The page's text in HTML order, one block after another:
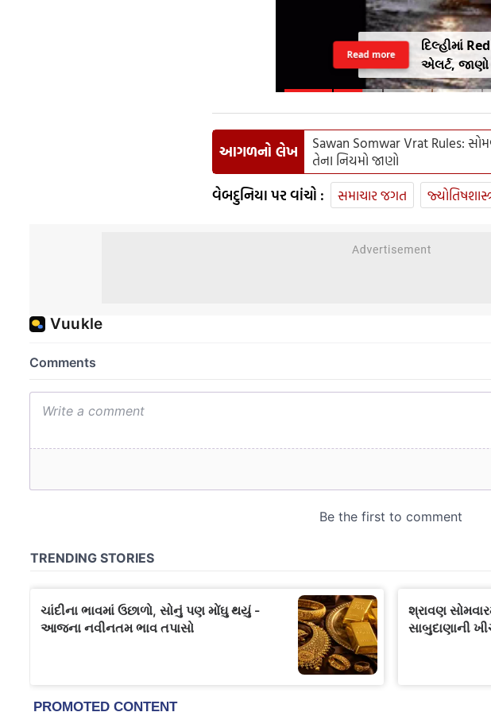
દિલ્હીમાં
એલર્ટ, જાણો
Read more
આગળનો લેખ
Sawan Somwar Vrat Rules:
તેના નિયમો જાણો
વેબદુનિયા પર વાંચો : સમાચાર જગત